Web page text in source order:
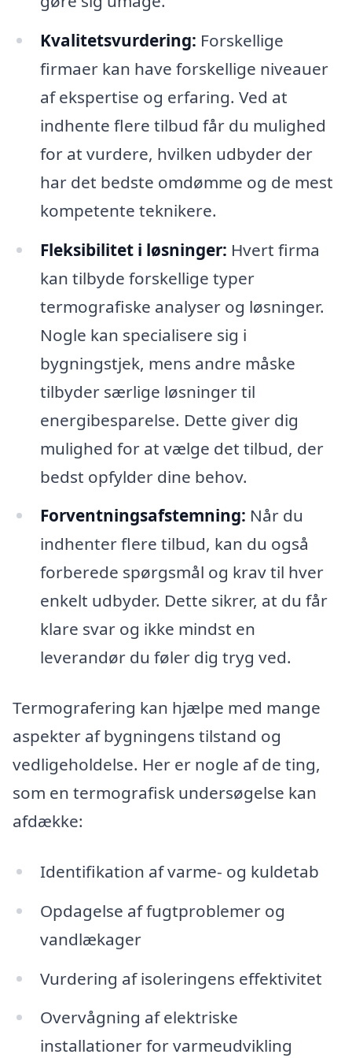
Kvalitetsvurdering: Forskellige
firmaer kan have forskellige niveauer
af ekspertise og erfaring. Ved at
indhente flere tilbud får du mulighed
for at vurdere, hvilken udbyder der
har det bedste omdømme og de mest
kompetente teknikere.
Fleksibilitet i løsninger: Hvert firma
kan tilbyde forskellige typer
termografiske analyser og løsninger.
Nogle kan specialisere sig i
bygningstjek, mens andre måske
tilbyder særlige løsninger til
energibesparelse. Dette giver dig
mulighed for at vælge det tilbud, der
bedst opfylder dine behov.
Forventningsafstemning: Når du
indhenter flere tilbud, kan du også
forberede spørgsmål og krav til hver
enkelt udbyder. Dette sikrer, at du får
klare svar og ikke mindst en
leverandør du føler dig tryg ved.
Termografering kan hjælpe med mange
aspekter af bygningens tilstand og
vedligeholdelse. Her er nogle af de ting,
som en termografisk undersøgelse kan
afdække:
Identifikation af varme- og kuldetab
Opdagelse af fugtproblemer og
vandlækager
Vurdering af isoleringens effektivitet
Overvågning af elektriske
installationer for varmeudvikling